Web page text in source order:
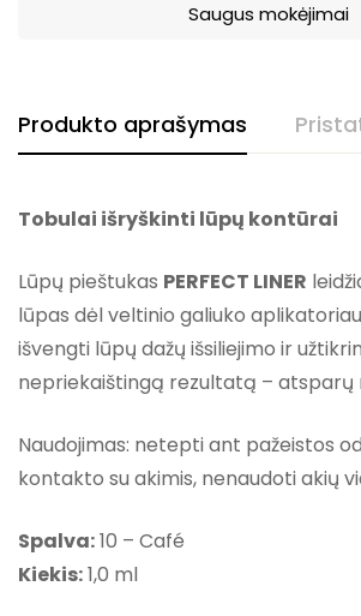
Saugus mokėjimai
Produkto aprašymas
Tobulai išryškinti lūpų kontūrai
Lūpų pieštukas PERFECT LINER
lūpas dėl veltinio galiuko
išvengti lūpų dažų išsiliejimo ir
nepriekaištingą rezultatą – atsparų
Naudojimas: netepti ant pažeistos
kontakto su akimis, nenaudoti akių
Spalva:10 – Café
Kiekis:1,0 ml